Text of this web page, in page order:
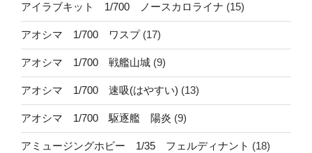
アイラブキット 1/700 ノースカロライナ (15)
アオシマ 1/700 ワスプ(17)
アオシマ 1/700 戦艦山城 (9)
アオシマ 1/700 速吸(はやすい) (13)
アオシマ 1/700 駆逐艦 陽炎 (9)
アミュージングホビー 1/35 フェルディナント (18)